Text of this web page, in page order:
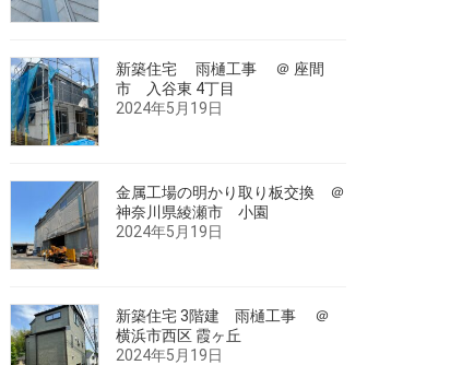
新築住宅 雨樋工事 ＠ 座間
市 入谷東 4丁目
2024年5月19日
金属工場の明かり取り板交換 ＠
神奈川県綾瀬市 小園
2024年5月19日
新築住宅 3階建 雨樋工事 ＠
横浜市西区 霞ヶ丘
2024年5月19日